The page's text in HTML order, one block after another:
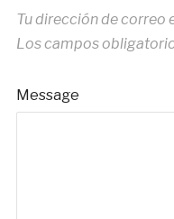
Tu dirección de correo
Los campos
Message